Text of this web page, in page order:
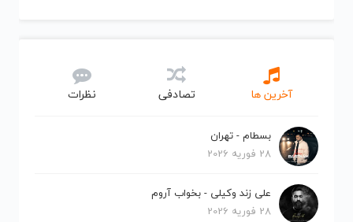
آخرین ها تصادفی نظرات
بسطام - تهران
28 فوریه 2026
علی زند وکیلی - بخواب آروم
28 فوریه 2026